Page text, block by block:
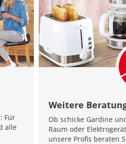
Für
alle
Weitere
Ob schicke Gardine
Raum oder
unsere Profis beraten